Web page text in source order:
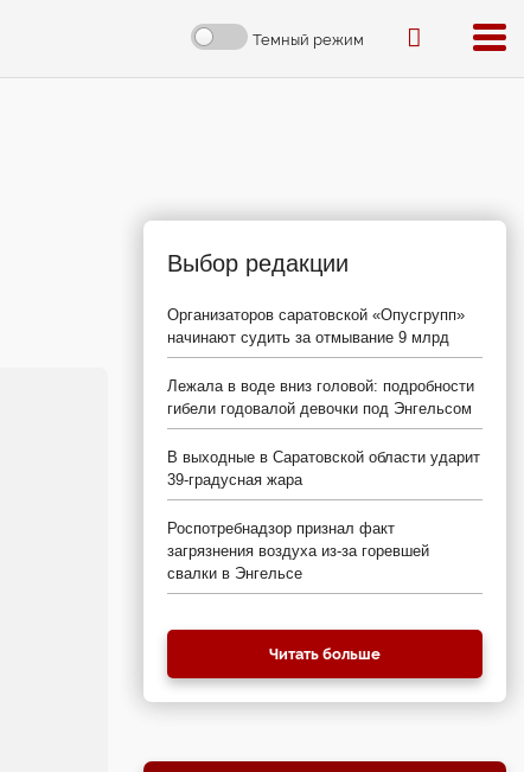
Темный режим
Выбор редакции
Организаторов саратовской «Опусгрупп»
начинают судить за отмывание 9 млрд
Лежала в воде вниз головой: подробности
гибели годовалой девочки под Энгельсом
В выходные в Саратовской области ударит
39-градусная жара
Роспотребнадзор признал факт
загрязнения воздуха из-за горевшей
свалки в Энгельсе
Читать больше